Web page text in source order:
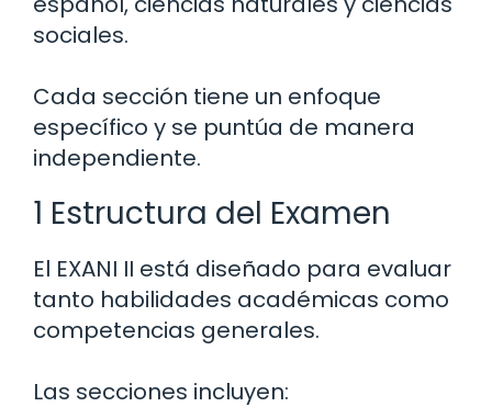
sociales.
Cada sección tiene un enfoque
específico y se puntúa de manera
independiente.
1 Estructura del Examen
El EXANI II está diseñado para evaluar
tanto habilidades académicas como
competencias generales.
Las secciones incluyen: